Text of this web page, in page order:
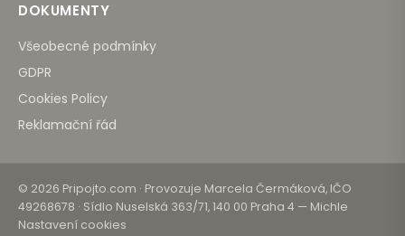
DOKUMENTY
Všeobecné podmínky
GDPR
Cookies Policy
Reklamační řád
© 2026 Pripojto.com · Provozuje Marcela Čermáková, IČO
49268678 · Sídlo Nuselská 363/71, 140 00 Praha 4 — Michle
Nastavení cookies